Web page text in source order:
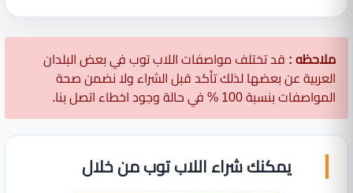
ملاحظه : قد تختلف مواصفات اللاب توب في بعض البلدان
العربية عن بعضها لذلك تأكد قبل الشراء ولا نضمن صحة
المواصفات بنسبة 100 % في حالة وجود اخطاء اتصل بنا.
يمكنك شراء اللاب توب من خلال